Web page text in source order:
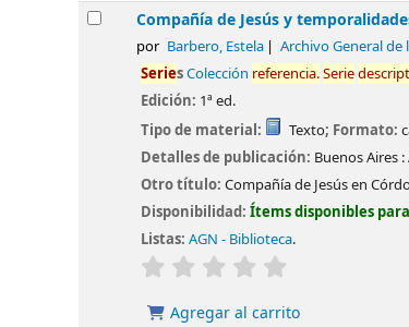
Compañía de Jesús y
por Barbero, Estela Archivo General de
SeriesColección referencia.Serie
Edición: 1ª ed.
Tipo de material:
Texto; Formato:
Detalles de publicación: Buenos Aires :
Otro título:Compañía de Jesús en
Disponibilidad:Ítems disponibles
Listas: AGN - Biblioteca.
valoración
Agregar al carrito